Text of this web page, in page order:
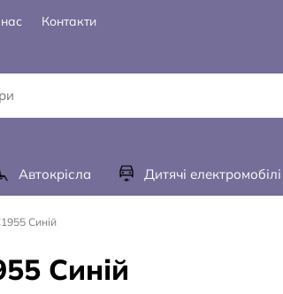
Контакти
Автокрісла Дитячі електромобілі
Синій
Синій